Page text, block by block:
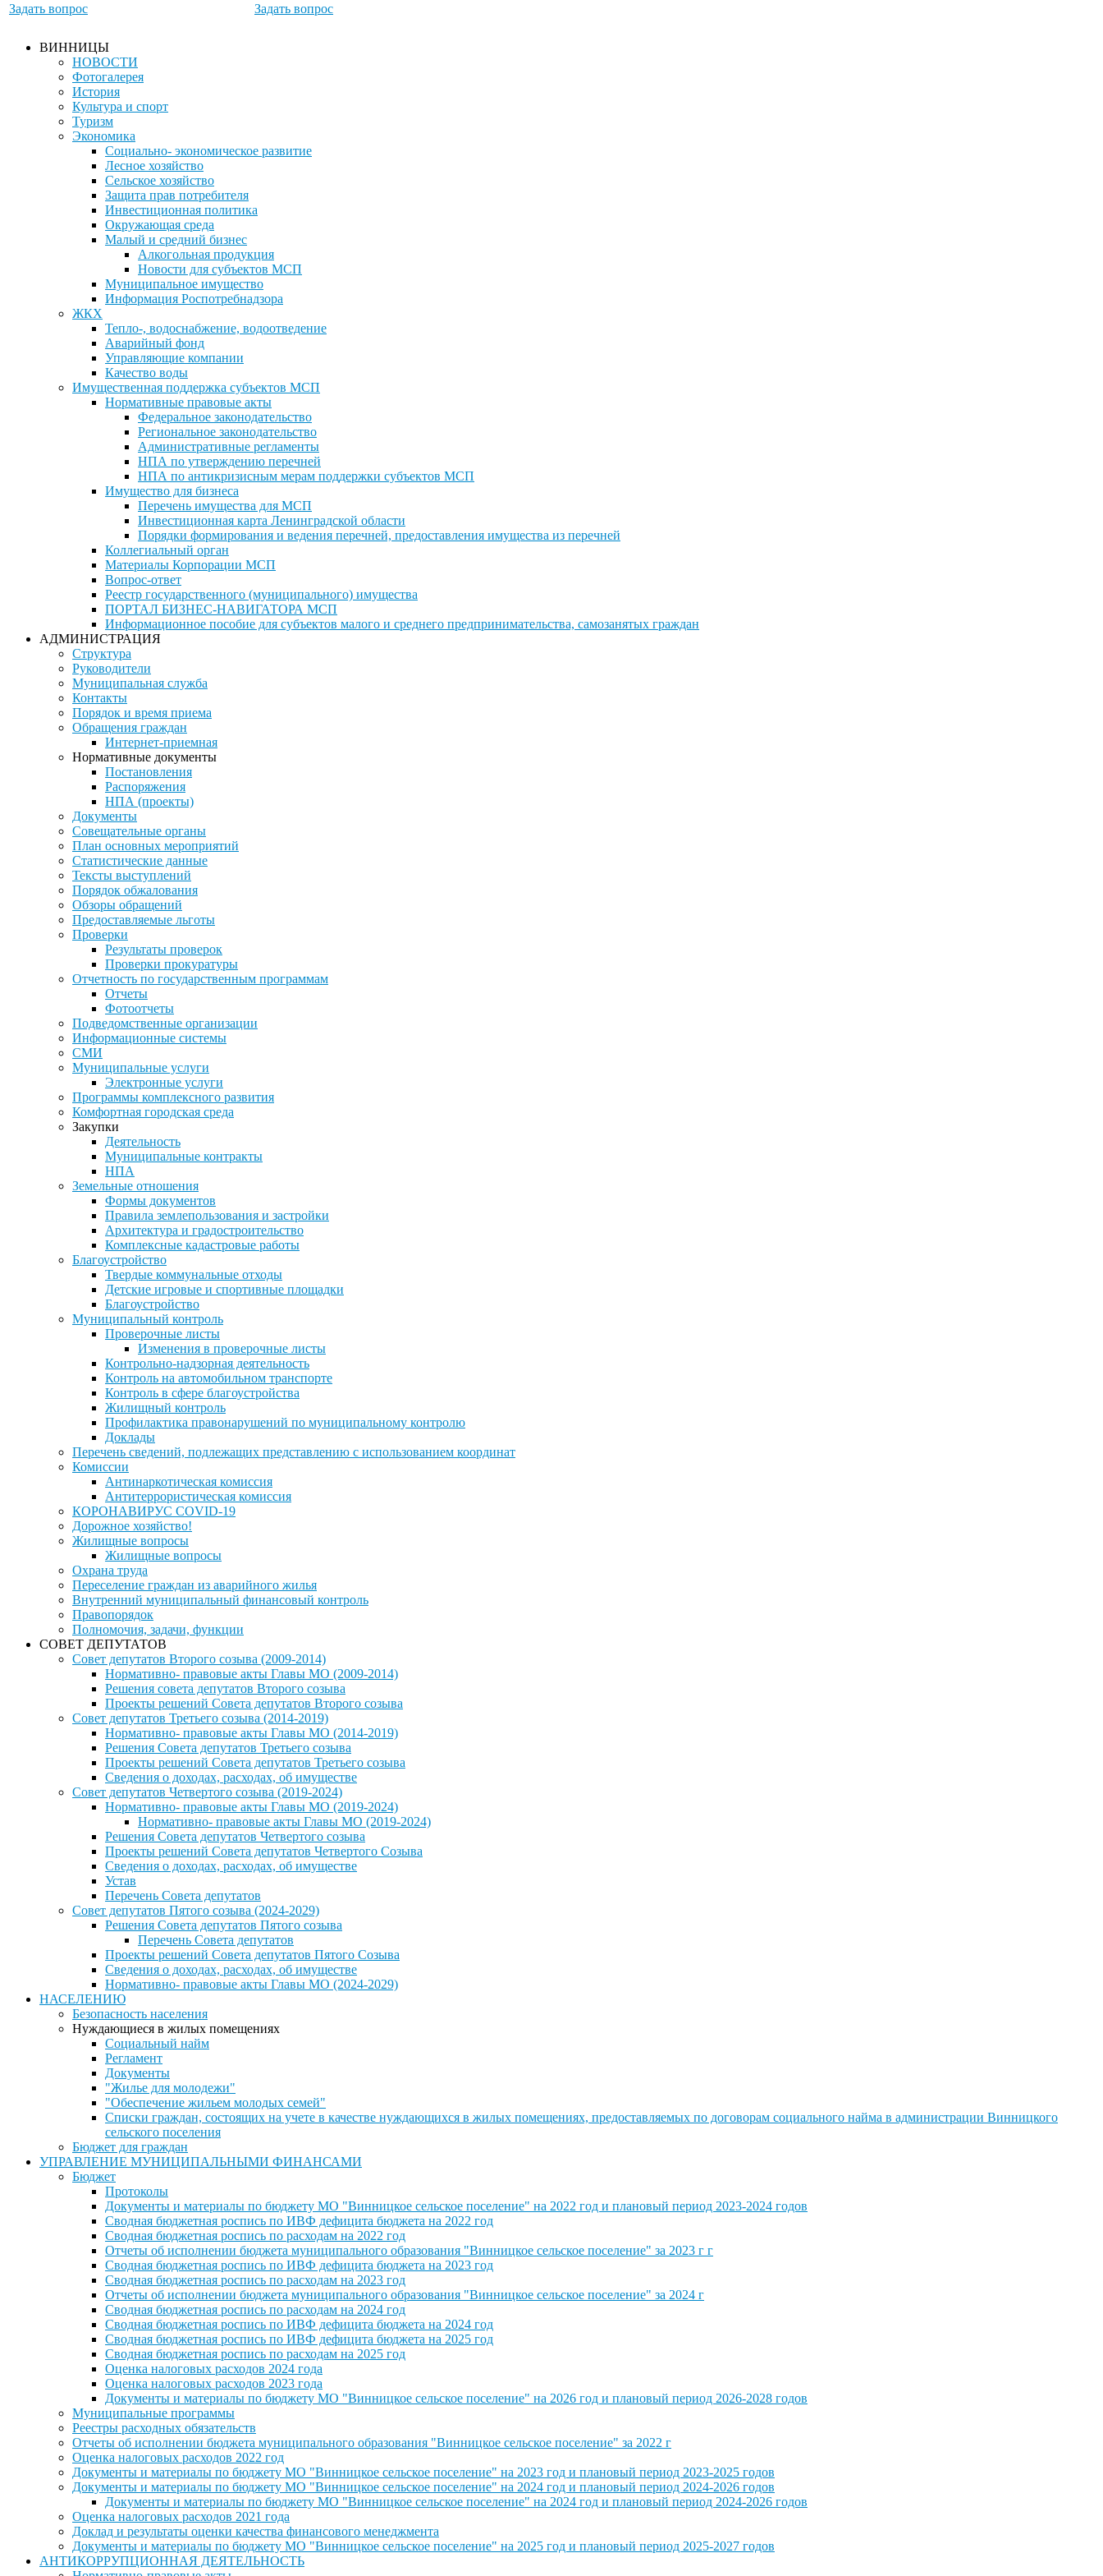
Задать вопрос Задать вопрос
ВИННИЦЫ
НОВОСТИ
Фотогалерея
История
Культура и спорт
Туризм
Экономика
Социально- экономическое развитие
Лесное хозяйство
Сельское хозяйство
Защита прав потребителя
Инвестиционная политика
Окружающая среда
Малый и средний бизнес
Алкогольная продукция
Новости для субъектов МСП
Муниципальное имущество
Информация Роспотребнадзора
ЖКХ
Тепло-, водоснабжение, водоотведение
Аварийный фонд
Управляющие компании
Качество воды
Имущественная поддержка субъектов МСП
Нормативные правовые акты
Федеральное законодательство
Региональное законодательство
Административные регламенты
НПА по утверждению перечней
НПА по антикризисным мерам поддержки субъектов МСП
Имущество для бизнеса
Перечень имущества для МСП
Инвестиционная карта Ленинградской области
Порядки формирования и ведения перечней, предоставления имущества из перечней
Коллегиальный орган
Материалы Корпорации МСП
Вопрос-ответ
Реестр государственного (муниципального) имущества
ПОРТАЛ БИЗНЕС-НАВИГАТОРА МСП
Информационное пособие для субъектов малого и среднего предпринимательства, самозанятых граждан
АДМИНИСТРАЦИЯ
Структура
Руководители
Муниципальная служба
Контакты
Порядок и время приема
Обращения граждан
Интернет-приемная
Нормативные документы
Постановления
Распоряжения
НПА (проекты)
Документы
Совещательные органы
План основных мероприятий
Статистические данные
Тексты выступлений
Порядок обжалования
Обзоры обращений
Предоставляемые льготы
Проверки
Результаты проверок
Проверки прокуратуры
Отчетность по государственным программам
Отчеты
Фотоотчеты
Подведомственные организации
Информационные системы
СМИ
Муниципальные услуги
Электронные услуги
Программы комплексного развития
Комфортная городская среда
Закупки
Деятельность
Муниципальные контракты
НПА
Земельные отношения
Формы документов
Правила землепользования и застройки
Архитектура и градостроительство
Комплексные кадастровые работы
Благоустройство
Твердые коммунальные отходы
Детские игровые и спортивные площадки
Благоустройство
Муниципальный контроль
Проверочные листы
Изменения в проверочные листы
Контрольно-надзорная деятельность
Контроль на автомобильном транспорте
Контроль в сфере благоустройства
Жилищный контроль
Профилактика правонарушений по муниципальному контролю
Доклады
Перечень сведений, подлежащих представлению с использованием координат
Комиссии
Антинаркотическая комиссия
Антитеррористическая комиссия
КОРОНАВИРУС COVID-19
Дорожное хозяйство!
Жилищные вопросы
Жилищные вопросы
Охрана труда
Переселение граждан из аварийного жилья
Внутренний муниципальный финансовый контроль
Правопорядок
Полномочия, задачи, функции
СОВЕТ ДЕПУТАТОВ
Совет депутатов Второго созыва (2009-2014)
Нормативно- правовые акты Главы МО (2009-2014)
Решения совета депутатов Второго созыва
Проекты решений Совета депутатов Второго созыва
Совет депутатов Третьего созыва (2014-2019)
Нормативно- правовые акты Главы МО (2014-2019)
Решения Совета депутатов Третьего созыва
Проекты решений Совета депутатов Третьего созыва
Сведения о доходах, расходах, об имуществе
Совет депутатов Четвертого созыва (2019-2024)
Нормативно- правовые акты Главы МО (2019-2024)
Нормативно- правовые акты Главы МО (2019-2024)
Решения Совета депутатов Четвертого созыва
Проекты решений Совета депутатов Четвертого Созыва
Сведения о доходах, расходах, об имуществе
Устав
Перечень Совета депутатов
Совет депутатов Пятого созыва (2024-2029)
Решения Совета депутатов Пятого созыва
Перечень Совета депутатов
Проекты решений Совета депутатов Пятого Созыва
Сведения о доходах, расходах, об имуществе
Нормативно- правовые акты Главы МО (2024-2029)
НАСЕЛЕНИЮ
Безопасность населения
Нуждающиеся в жилых помещениях
Социальный найм
Регламент
Документы
"Жилье для молодежи"
"Обеспечение жильем молодых семей"
Списки граждан, состоящих на учете в качестве нуждающихся в жилых помещениях, предоставляемых по договорам социального найма в администрации Винницкого
сельского поселения
Бюджет для граждан
УПРАВЛЕНИЕ МУНИЦИПАЛЬНЫМИ ФИНАНСАМИ
Бюджет
Протоколы
Документы и материалы по бюджету МО "Винницкое сельское поселение" на 2022 год и плановый период 2023-2024 годов
Сводная бюджетная роспись по ИВФ дефицита бюджета на 2022 год
Сводная бюджетная роспись по расходам на 2022 год
Отчеты об исполнении бюджета муниципального образования "Винницкое сельское поселение" за 2023 г г
Сводная бюджетная роспись по ИВФ дефицита бюджета на 2023 год
Сводная бюджетная роспись по расходам на 2023 год
Отчеты об исполнении бюджета муниципального образования "Винницкое сельское поселение" за 2024 г
Сводная бюджетная роспись по расходам на 2024 год
Сводная бюджетная роспись по ИВФ дефицита бюджета на 2024 год
Сводная бюджетная роспись по ИВФ дефицита бюджета на 2025 год
Сводная бюджетная роспись по расходам на 2025 год
Оценка налоговых расходов 2024 года
Оценка налоговых расходов 2023 года
Документы и материалы по бюджету МО "Винницкое сельское поселение" на 2026 год и плановый период 2026-2028 годов
Муниципальные программы
Реестры расходных обязательств
Отчеты об исполнении бюджета муниципального образования "Винницкое сельское поселение" за 2022 г
Оценка налоговых расходов 2022 год
Документы и материалы по бюджету МО "Винницкое сельское поселение" на 2023 год и плановый период 2023-2025 годов
Документы и материалы по бюджету МО "Винницкое сельское поселение" на 2024 год и плановый период 2024-2026 годов
Документы и материалы по бюджету МО "Винницкое сельское поселение" на 2024 год и плановый период 2024-2026 годов
Оценка налоговых расходов 2021 года
Доклад и результаты оценки качества финансового менеджмента
Документы и материалы по бюджету МО "Винницкое сельское поселение" на 2025 год и плановый период 2025-2027 годов
АНТИКОРРУПЦИОННАЯ ДЕЯТЕЛЬНОСТЬ